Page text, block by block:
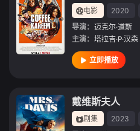
电影 2020
导演： 迈克尔·道斯
主演： 塔拉吉·P·汉森
立即播放
戴维斯夫人
剧集 2023